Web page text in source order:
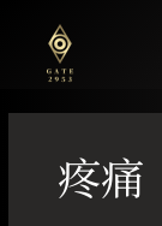
內
疼痛